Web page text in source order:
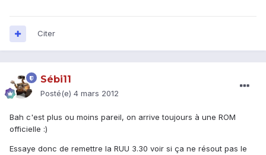
Citer
Sébi11
Posté(e) 4 mars 2012
Bah c'est plus ou moins pareil, on arrive toujours à une ROM
officielle :)
Essaye donc de remettre la RUU 3.30 voir si ça ne résout pas le